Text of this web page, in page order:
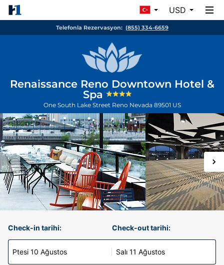
USD
Telefonla Rezervasyon: (855) 334-6659
Renaissance Reno Downtown Hotel &
Spa
One South Lake Street Reno Nevada 89501 US
Check-in tarihi:
Ptesi 10 Ağustos
Check-out tarihi:
Salı 11 Ağustos